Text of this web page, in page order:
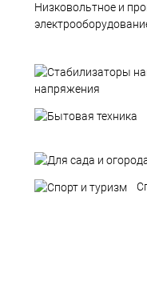
Низковольтное и
напряжения